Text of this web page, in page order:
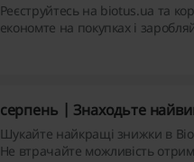
Реєструйтесь на biotus.ua та
економте на покупках і
індивідуальні пропозиції та
— більше заощаджень, а також
серпень | Знаходьте
Шукайте найкращі знижки в
Не втрачайте можливість